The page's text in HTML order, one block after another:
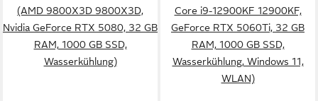
(AMD 9800X3D 9800X3D,
Nvidia GeForce RTX 5080, 32 GB
RAM, 1000 GB SSD,
Wasserkühlung)
Core i9-12900KF 12900KF,
GeForce RTX 5060Ti, 32 GB
RAM, 1000 GB SSD,
Wasserkühlung, Windows 11,
WLAN)